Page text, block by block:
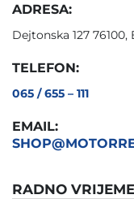
ADRESA:
Dejtonska 127
TELEFON:
065 / 655 – 111
EMAIL:
RADNO VRIJEME